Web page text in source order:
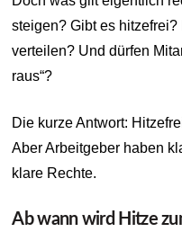
steigen? Gibt es
verteilen? Und dürfen
raus“?
Die kurze Antwort:
Aber Arbeitgeber haben
klare Rechte.
Ab wann wird Hitze